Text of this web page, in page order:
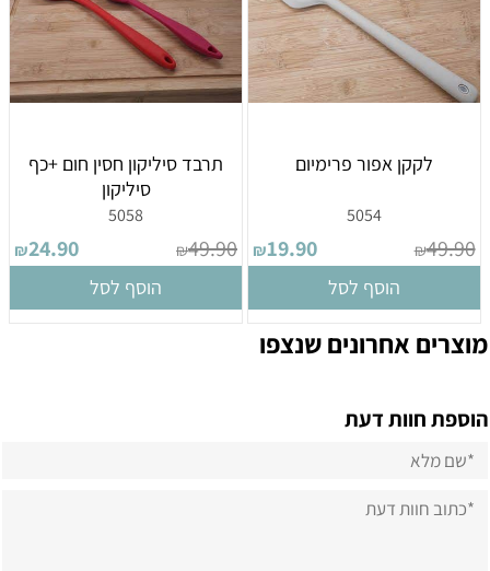
לקקן אפור פרימיום
5054
₪49.90
₪19.90
הוסף לסל
תרבד סיליקון חסין חום +כף
סיליקון
5058
₪49.90
₪24.90
הוסף לסל
מוצרים אחרונים שנצפו
הוספת חוות דעת